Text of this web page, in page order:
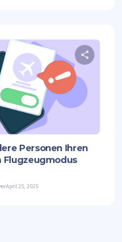
Personen Ihren
Flugzeugmodus
April 25, 2025